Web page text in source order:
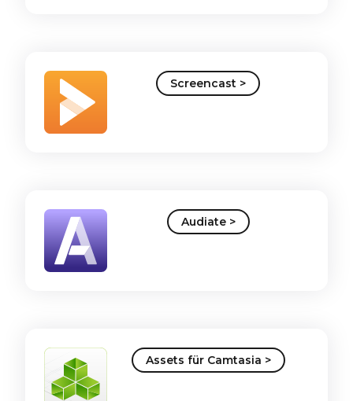
Screencast >
Audiate >
Assets für Camtasia >